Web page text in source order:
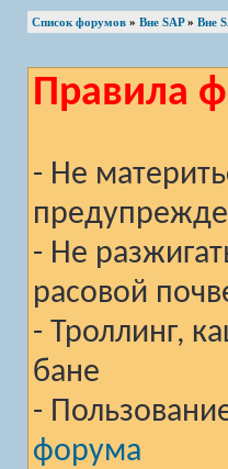
Список форумов » Вне SAP» Вне
Правила
- Не
- Не
расовой
- Троллинг,
бане
-
форума